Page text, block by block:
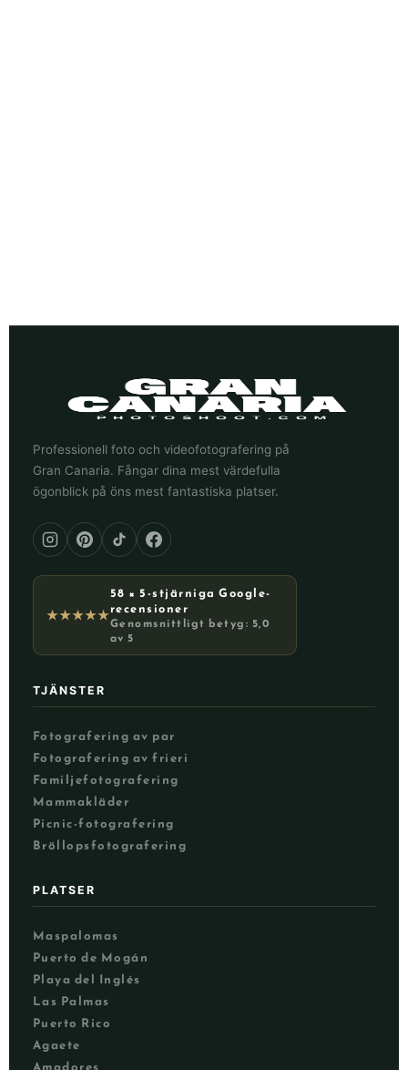
Professionell foto och videofotografering på
Gran Canaria. Fångar dina mest värdefulla
ögonblick på öns mest fantastiska platser.
★★★★★
58 × 5-stjärniga Google-
recensioner
Genomsnittligt betyg: 5,0
av 5
TJÄNSTER
Fotografering av par
Fotografering av frieri
Familjefotografering
Mammakläder
Picnic-fotografering
Bröllopsfotografering
PLATSER
Maspalomas
Puerto de Mogán
Playa del Inglés
Las Palmas
Puerto Rico
Agaete
PT
NL